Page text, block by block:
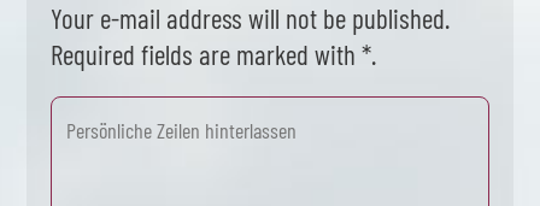
Your e-mail address will not be published.
Required fields are marked with *.